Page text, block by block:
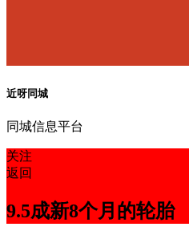
近呀同城
同城信息平台
关注
返回
9.5成新8个月的轮胎